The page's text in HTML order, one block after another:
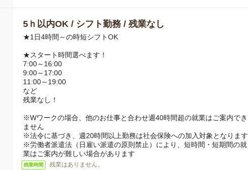
5ｈ以内OK / シフト勤務 / 残業なし
★1日4時間～の時短シフトOK
★スタート時間選べます！
7:00～16:00
9:00～17:00
11:00～19:00
など
残業なし！
※Wワークの場合、他のお仕事と合わせ週40時間超の就業はご案内でき
ません
※法令に基づき、週20時間以上勤務は社会保険への加入対象となります
※労働者派遣法（日雇い派遣の原則禁止）により、短時間・短期間の就
業はご案内が難しい場合があります
残業時間 残業はありません。